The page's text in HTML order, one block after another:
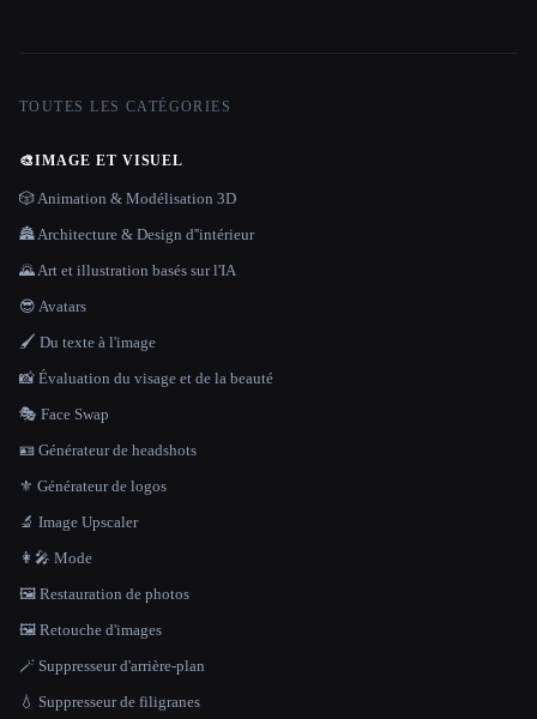
TOUTES LES CATÉGORIES
🎨IMAGE ET VISUEL
🎲 Animation & Modélisation 3D
🏯 Architecture & Design d''intérieur
🌄 Art et illustration basés sur l'IA
😎 Avatars
🖌️ Du texte à l'image
📸 Évaluation du visage et de la beauté
🎭 Face Swap
🪪 Générateur de headshots
⚜️ Générateur de logos
🔬 Image Upscaler
👩‍🎤 Mode
🖼️ Restauration de photos
🖼️ Retouche d'images
🪄 Suppresseur d'arrière-plan
💧 Suppresseur de filigranes